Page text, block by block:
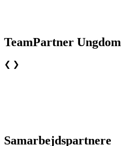
TeamPartner Ungdom
❮ ❯
Samarbejdspartnere